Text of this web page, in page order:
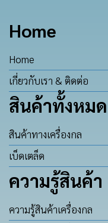
Home
Home
เกี่ยวกับเรา & ติดต่อ
สินค้าทั้งหมด
สินค้าทางเครื่องกล
เบ็ดเตล็ด
ความรู้สินค้า
ความรู้สินค้าเครื่องกล